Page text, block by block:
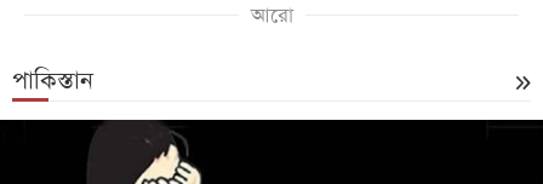
আরো
পাকিস্তান